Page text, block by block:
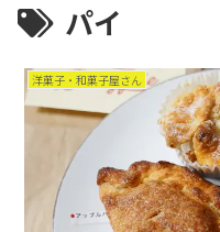
パイ
洋菓子・和菓子屋さん